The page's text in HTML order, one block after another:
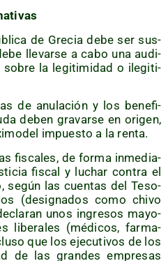
de Gre­cia debe ser sus­
lle­var­se a cabo una audi­
sobre la legi­ti­mi­dad o ile­gi­ti­
de anu­la­ción y los bene­fi­
deben gra­var­se en ori­gen,
impues­to a la renta.
fis­ca­les, de for­ma inme­dia­
fis­cal y luchar con­tra el
según las cuen­tas del Teso­
(desig­na­dos como chi­vo
unos ingre­sos mayo­
libe­ra­les (médi­cos, far­ma­
que los eje­cu­ti­vos de los
de las gran­des empre­sas